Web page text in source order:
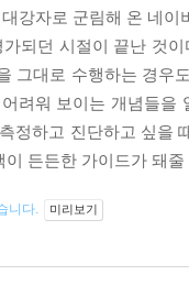
강자로 군림해 온 네
되던 시절이 끝난 것
그대로 수행하는 경우
려워 보이는 개념들
정하고 진단하고 싶을
든든한 가이드가 돼줄
니다. 미리보기